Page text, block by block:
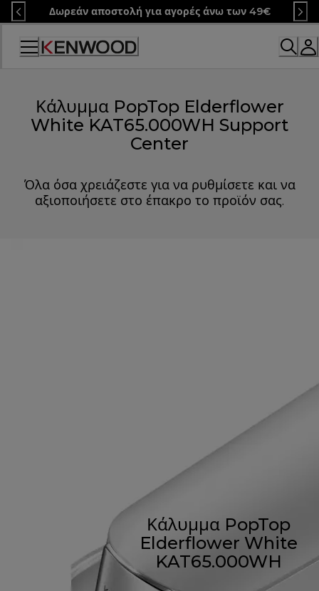
Skip
to
Content
Δωρεάν αποστολή για αγορές άνω των 49€
Κάλυμμα PopTop Elderflower
White KAT65.000WH Support
Center
Όλα όσα χρειάζεστε για να ρυθμίσετε και να
αξιοποιήσετε στο έπακρο το προϊόν σας.
Κάλυμμα PopTop
Elderflower White
KAT65.000WH